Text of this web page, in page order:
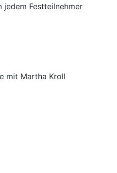
jedem Festteilnehmer
mit Martha Kroll